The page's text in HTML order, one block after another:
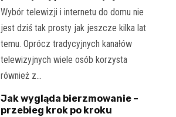
Wybór telewizji i internetu do domu nie
jest dziś tak prosty jak jeszcze kilka lat
temu. Oprócz tradycyjnych kanałów
telewizyjnych wiele osób korzysta
również z…
Jak wygląda bierzmowanie –
przebieg krok po kroku